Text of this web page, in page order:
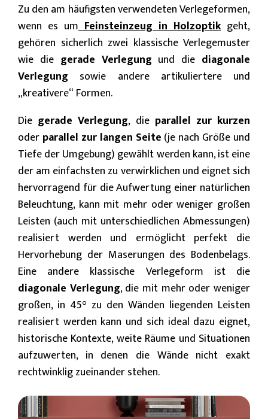
Zu den am häufigsten verwendeten Verlegeformen,
wenn es umFeinsteinzeug in Holzoptikgeht,
gehören sicherlich zwei klassische Verlegemuster
wie die gerade Verlegung und die diagonale
Verlegung sowie andere artikuliertere und
„kreativere“ Formen.
Die gerade Verlegung, die parallel zur kurzen
oder parallel zur langen Seite (je nach Größe und
Tiefe der Umgebung) gewählt werden kann, ist eine
der am einfachsten zu verwirklichen und eignet sich
hervorragend für die Aufwertung einer natürlichen
Beleuchtung, kann mit mehr oder weniger großen
Leisten (auch mit unterschiedlichen Abmessungen)
realisiert werden und ermöglicht perfekt die
Hervorhebung der Maserungen des Bodenbelags.
Eine andere klassische Verlegeform ist die
diagonale Verlegung, die mit mehr oder weniger
großen, in 45° zu den Wänden liegenden Leisten
realisiert werden kann und sich ideal dazu eignet,
historische Kontexte, weite Räume und Situationen
aufzuwerten, in denen die Wände nicht exakt
rechtwinklig zueinander stehen.